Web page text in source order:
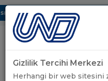
Dijital UBAK Bölümü Hakkında
Uluslararası
Gizlilik Tercihi Merkezi
Herhangi bir web sitesini